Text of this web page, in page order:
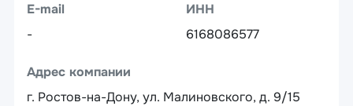
E-mail
-
ИНН
6168086577
Адрес компании
г. Ростов-на-Дону, ул. Малиновского, д. 9/15